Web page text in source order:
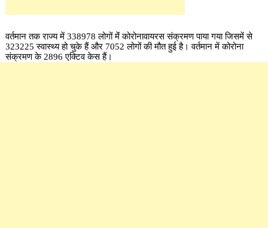
वर्तमान तक राज्य में 338978 लोगों मेंं कोरोनावायरस संक्रमण पाया गया जिसमें से
323225 स्वास्थ्य हो चुके हैं और 7052 लोगों की मौत हुई है। वर्तमान में कोरोना
संक्रमण के 2896 एक्टिव केस हैं।